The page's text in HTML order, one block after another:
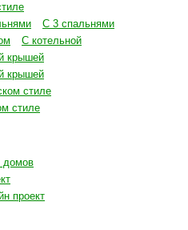
С 3 спальнями
С котельной
крышей
крышей
стиле
стиле
домов
проект